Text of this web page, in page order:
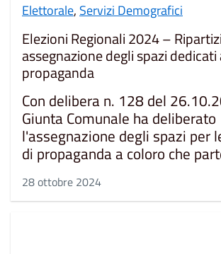
Elettorale, Servizi Demografici
Elezioni Regionali 2024 –
assegnazione degli spazi
propaganda
Con delibera n. 128 del
Giunta Comunale ha deliberato
l'assegnazione degli spazi per
di propaganda a coloro che
28 ottobre 2024